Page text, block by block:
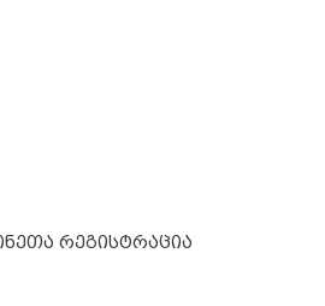
რეგისტრაცია